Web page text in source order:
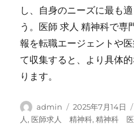
し、自身のニーズに最も
う。医師 求人 精神科で専
報を転職エージェントや
て収集すると、より具体
ります。
投
稿
admin
投
稿
2025年7月14日
人 , 医師求人 精神科,精神科 医